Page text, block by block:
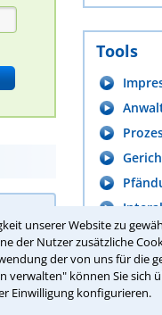
unserer Website zu
der Nutzer zusätzliche
der von uns für die
verwalten" können Sie sich
Einwilligung konfigurieren.
Tools